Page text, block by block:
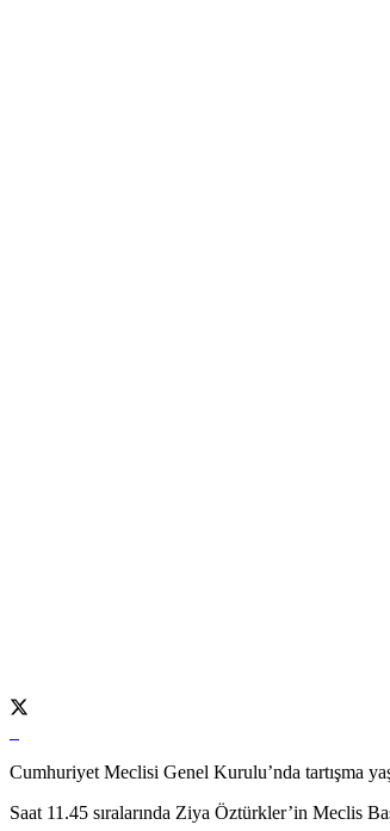
Cumhuriyet Meclisi Genel Kurulu’nda tartışma
Saat 11.45 sıralarında Ziya Öztürkler’in Meclis